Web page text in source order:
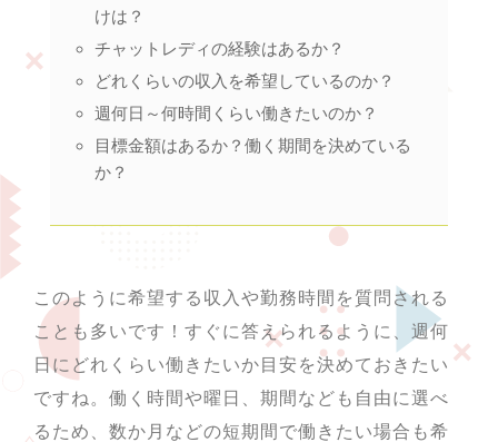
けは？
チャットレディの経験はあるか？
どれくらいの収入を希望しているのか？
週何日～何時間くらい働きたいのか？
目標金額はあるか？働く期間を決めている
か？
このように希望する収入や勤務時間を質問される
ことも多いです！すぐに答えられるように、週何
日にどれくらい働きたいか目安を決めておきたい
ですね。働く時間や曜日、期間なども自由に選べ
るため、数か月などの短期間で働きたい場合も希